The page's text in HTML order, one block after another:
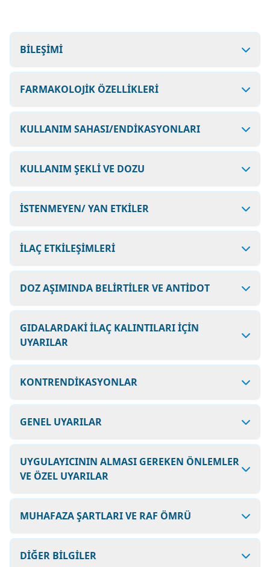
BİLEŞİMİ
FARMAKOLOJİK ÖZELLİKLERİ
KULLANIM SAHASI/ENDİKASYONLARI
KULLANIM ŞEKLİ VE DOZU
İSTENMEYEN/ YAN ETKİLER
İLAÇ ETKİLEŞİMLERİ
DOZ AŞIMINDA BELİRTİLER VE ANTİDOT
GIDALARDAKİ İLAÇ KALINTILARI İÇİN
UYARILAR
KONTRENDİKASYONLAR
GENEL UYARILAR
UYGULAYICININ ALMASI GEREKEN ÖNLEMLER
VE ÖZEL UYARILAR
MUHAFAZA ŞARTLARI VE RAF ÖMRÜ
DİĞER BİLGİLER